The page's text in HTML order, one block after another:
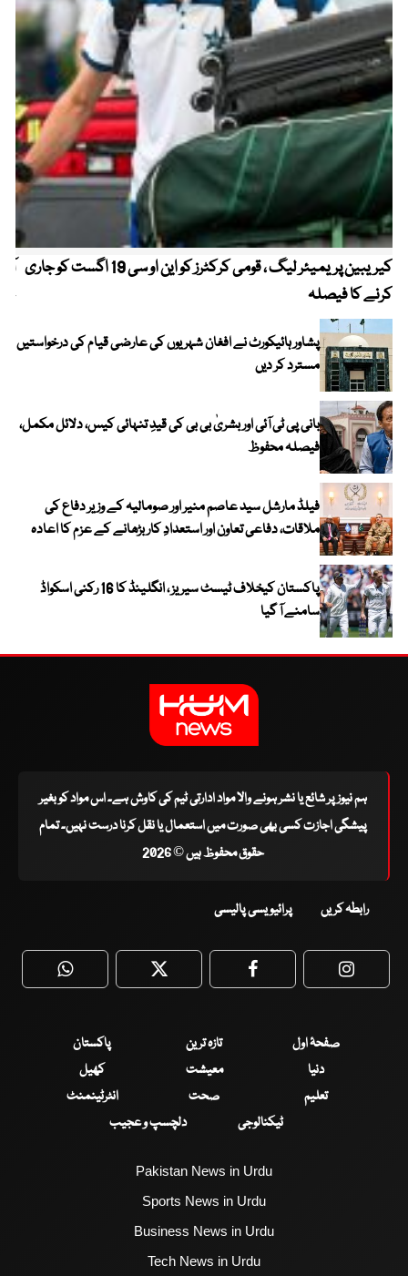
کیریبین پریمیئر لیگ ، قومی کرکٹرز کو این او سی 19 اگست کو جاری
کرنے کا فیصلہ
پشاور ہائیکورٹ نے افغان شہریوں کی عارضی قیام کی درخواستیں
مسترد کر دیں
بانی پی ٹی آئی اور بشریٰ بی بی کی قیدِ تنہائی کیس، دلائل مکمل،
فیصلہ محفوظ
فیلڈ مارشل سید عاصم منیر اور صومالیہ کے وزیر دفاع کی
ملاقات، دفاعی تعاون اور استعدادِ کار بڑھانے کے عزم کا اعادہ
پاکستان کیخلاف ٹیسٹ سیریز ، انگلینڈ کا 16 رکنی اسکواڈ
سامنے آ گیا
ہم نیوز پر شائع یا نشر ہونے والا مواد ادارتی ٹیم کی کاوش ہے۔ اس مواد کو بغیر
پیشگی اجازت کسی بھی صورت میں استعمال یا نقل کرنا درست نہیں۔ تمام
حقوق محفوظ ہیں © 2026
رابطہ کریں پرائیویسی پالیسی
WhatsApp Twitter Facebook
صفحۂ اول تازہ ترین
پاکستان
دنیا
معیشت
کھیل
تعلیم
صحت
انٹرٹینمنٹ
ٹیکنالوجی
دلچسپ و عجیب
Pakistan News in Urdu
Sports News in Urdu
Business News in Urdu
Tech News in Urdu